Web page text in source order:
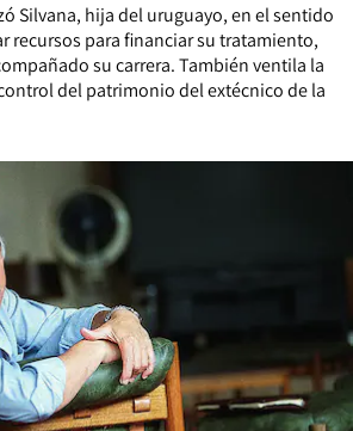
Silvana, hija del uruguayo, en el sentido
recursos para financiar su tratamiento,
su carrera. También ventila la
del patrimonio del extécnico de la